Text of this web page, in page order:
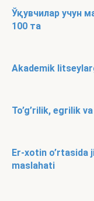
Ўқувчилар учун
100 та
Akademik
To’g’rilik, egrilik
Er-xotin o’rtasida
maslahati